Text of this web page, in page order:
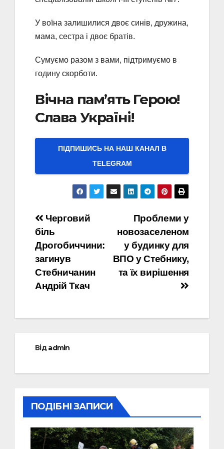
У воїна залишилися двоє синів, дружина,
мама, сестра і двоє братів.
Сумуємо разом з вами, підтримуємо в
годину скорботи.
Вічна пам’ять Герою!
Слава Україні!
ПІДПИШИСЬ НА НАШ КАНАЛ В
ТELEGRAM
Навігація
записів
Проблеми у
новозаселеном
у будинку для
ВПО у Стебнику,
та їх вирішення
Черговий
біль
Дрогобиччини:
загинув
Стебничанин
Андрій Ткач
Відadmin
ПОДІБНІ ЗАПИСИ